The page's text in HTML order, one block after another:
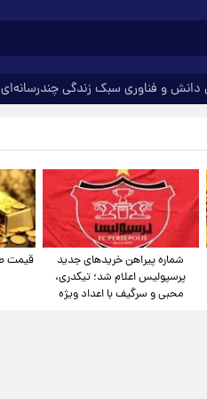
دانش و فناوری سبک زندگیچندرسانه‌ای
شماره پیراهن خریدهای جدید
پرسپولیس اعلام شد؛ تیکدری،
محبی و سرگیف با اعداد ویژه